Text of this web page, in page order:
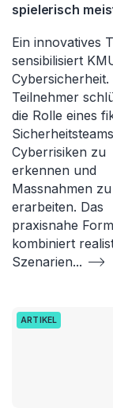
spielerisch
Ein innovatives
sensibilisiert
Cybersicherheit.
Teilnehmer
die Rolle eines
Cyberrisiken zu
erkennen und
Massnahmen zu
erarbeiten. Das
praxisnahe
kombiniert
Szenarien...
ARTIKEL